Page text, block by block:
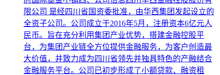
限公司 是经四川省国资委批准，由华西集团发起设立的
全资子公司。公司成立于2016年5月，注册资本6亿元人
民币。旨在充分利用集团产业优势，搭建金融控股平
台，为集团产业链全方位提供金融服务，为客户创造最
大价值，并致力成为四川省领先并独具特色的产融结合
金融服务平台。公司已初步形成了小额贷款、融资租